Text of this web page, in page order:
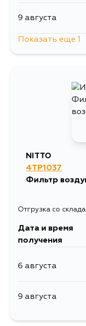
31 августа
9 августа
Показать еще 1
NITTO
4TP1037
Фильтр
Отгрузка со
Дата и время
получения
6 августа
9 августа